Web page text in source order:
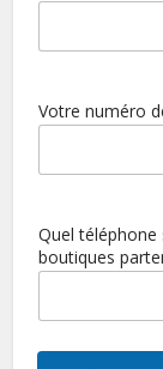
Votre numéro
é
l
o
Quel
boutiques